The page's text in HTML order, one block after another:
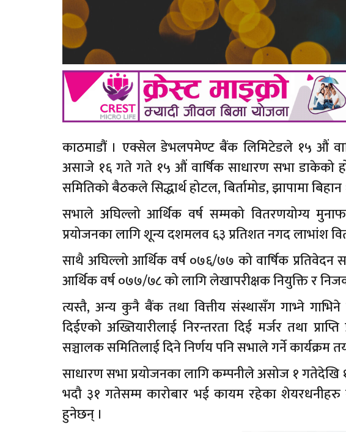
काठमाडौं । एक्सेल डेभलपमेण्ट बैंक लिमिटेडले १५ औं
असाजे १६ गते गते १५ औं वार्षिक साधारण सभा डाकेको
समितिको बैठकले सिद्धार्थ होटल, बिर्तामोड, झापामा
सभाले अघिल्लो आर्थिक वर्ष सम्मको वितरणयोग्य
प्रयोजनका लागि शून्य दशमलव ६३ प्रतिशत नगद लाभांश
साथै अघिल्लो आर्थिक वर्ष ०७६/७७ को वार्षिक प्रतिवेदन
आर्थिक वर्ष ०७७/७८ को लागि लेखापरीक्षक नियुक्ति र
त्यस्तै, अन्य कुनै बैंक तथा वित्तीय संस्थासँग गाभ्ने
दिईएको अख्तियारीलाई निरन्तरता दिई मर्जर तथा
सञ्चालक समितिलाई दिने निर्णय पनि सभाले गर्ने कार्यक्रम
साधारण सभा प्रयोजनका लागि कम्पनीले असोज १
भदौ ३१ गतेसम्म कारोबार भई कायम रहेका शेयरधनीहरु
हुनेछन् ।